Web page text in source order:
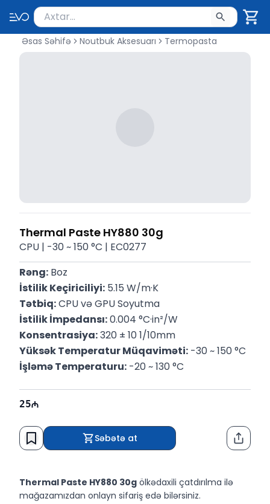
Məhsul axtar
Axtarış üçün ən azı 2 simvol yazın. Göndərmək
Əsas Səhifə Noutbuk Aksesuarı Termopasta
Thermal Paste HY880 30g
CPU | -30 ~ 150 °C | EC0277
Rəng: Boz
İstilik Keçiriciliyi: 5.15 W/m·K
Tətbiq: CPU və GPU Soyutma
İstilik İmpedansı: 0.004 °C·in²/W
Konsentrasiya: 320 ± 10 1/10mm
Yüksək Temperatur Müqaviməti: -30 ~ 150 °C
İşləmə Temperaturu: -20 ~ 130 °C
25
Səbətə at
Thermal Paste HY880 30g ölkədaxili çatdırılma ilə
mağazamızdan onlayn sifariş edə bilərsiniz.